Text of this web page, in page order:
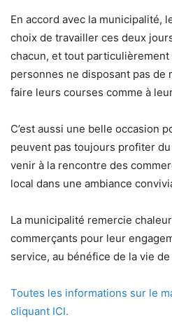
En accord avec la municipalité,
choix de travailler ces deux
chacun, et tout particulièrement
personnes ne disposant pas de
faire leurs courses comme à
C’est aussi une belle occasion
peuvent pas toujours profiter
venir à la rencontre des
local dans une ambiance
La municipalité remercie
commerçants pour leur
service, au bénéfice de la vie
Toutes les informations sur le
cliquant ICI.